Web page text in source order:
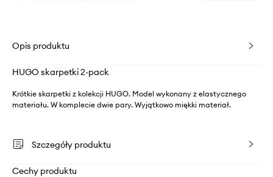
Opis produktu
HUGO skarpetki 2-pack
Krótkie skarpetki z kolekcji HUGO. Model wykonany z elastycznego
materiału. W komplecie dwie pary. Wyjątkowo miękki materiał.
Szczegóły produktu
Cechy produktu